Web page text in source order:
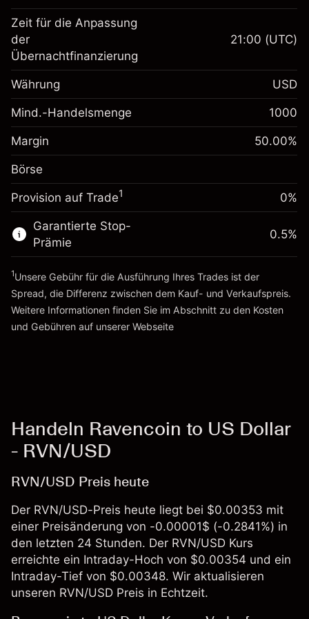
$1,000.00
Anpassung der
Übernachtfinanzierung
Gebühren aus
Positionswert
-0.061644
%
Positionsgröße mit Hebelwirkung
~$2,000.00
Geld aus Hebelwirkung ~
Zur Plattform
Margin. Ihre Investition
$1,000.00
Anpassung der
Übernachtfinanzierung
fremdfinanzierten
Positionswert
0.013699
($0.27)
Positionsgröße mit Hebelwirkung
~$2,000.00
Geld aus Hebelwirkung ~
Zur Plattform
Zeit für die Anpassung
der
Übernachtfinanzierung
21:00 (UTC)
Währung USD
Mind.-Handelsmenge 1000
Margin 50.00%
Börse
Provision auf Trade1 0%
Garantierte Stop-
Prämie
0.5%
1Unsere Gebühr für die Ausführung Ihres Trades ist der
Spread, die Differenz zwischen dem Kauf- und Verkaufspreis.
Weitere Informationen finden Sie im Abschnitt zu den Kosten
und Gebühren auf unserer Webseite
Handeln Ravencoin to US Dollar
- RVN/USD
RVN/USD Preis heute
Der RVN/USD-Preis heute liegt bei $0.00353 mit
einer Preisänderung von -0.00001$ (-0.2841%) in
den letzten 24 Stunden. Der RVN/USD Kurs
erreichte ein Intraday-Hoch von $0.00354 und ein
Intraday-Tief von $0.00348. Wir aktualisieren
unseren RVN/USD Preis in Echtzeit.